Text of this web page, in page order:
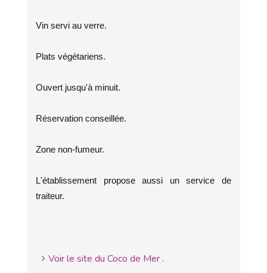
Vin servi au verre.
Plats végétariens.
Ouvert jusqu'à minuit.
Réservation conseillée.
Zone non-fumeur.
L'établissement propose aussi un service de
traiteur.
Voir le site du Coco de Mer .